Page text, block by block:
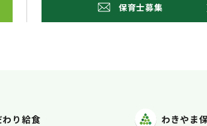
保育士募集
わり給食 わきやま